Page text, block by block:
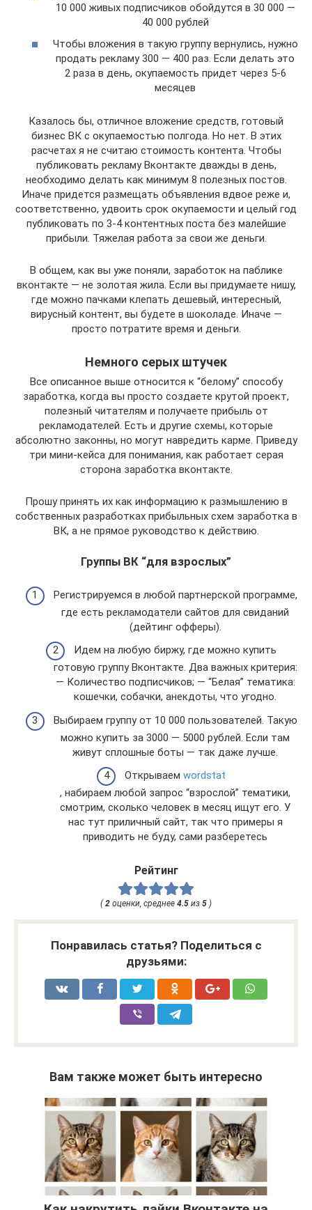
10 000 живых подписчиков обойдутся в 30 000 —
40 000 рублей
Чтобы вложения в такую группу вернулись, нужно
продать рекламу 300 — 400 раз. Если делать это
2 раза в день, окупаемость придет через 5-6
месяцев
Казалось бы, отличное вложение средств, готовый
бизнес ВК с окупаемостью полгода. Но нет. В этих
расчетах я не считаю стоимость контента. Чтобы
публиковать рекламу Вконтакте дважды в день,
необходимо делать как минимум 8 полезных постов.
Иначе придется размещать объявления вдвое реже и,
соответственно, удвоить срок окупаемости и целый год
публиковать по 3-4 контентных поста без малейшие
прибыли. Тяжелая работа за свои же деньги.
В общем, как вы уже поняли, заработок на паблике
вконтакте — не золотая жила. Если вы придумаете нишу,
где можно пачками клепать дешевый, интересный,
вирусный контент, вы будете в шоколаде. Иначе —
просто потратите время и деньги.
Немного серых штучек
Все описанное выше относится к “белому” способу
заработка, когда вы просто создаете крутой проект,
полезный читателям и получаете прибыль от
рекламодателей. Есть и другие схемы, которые
абсолютно законны, но могут навредить карме. Приведу
три мини-кейса для понимания, как работает серая
сторона заработка вконтакте.
Прошу принять их как информацию к размышлению в
собственных разработках прибыльных схем заработка в
ВК, а не прямое руководство к действию.
Группы ВК “для взрослых”
Регистрируемся в любой партнерской программе,
где есть рекламодатели сайтов для свиданий
(дейтинг офферы).
Идем на любую биржу, где можно купить
готовую группу Вконтакте. Два важных критерия:
— Количество подписчиков; — “Белая” тематика:
кошечки, собачки, анекдоты, что угодно.
Выбираем группу от 10 000 пользователей. Такую
можно купить за 3000 — 5000 рублей. Если там
живут сплошные боты — так даже лучше.
Открываем wordstat
, набираем любой запрос “взрослой” тематики,
смотрим, сколько человек в месяц ищут его. У
нас тут приличный сайт, так что примеры я
приводить не буду, сами разберетесь
Рейтинг
(2 оценки, среднее 4.5 из 5 )
Понравилась статья? Поделиться с
друзьями:
Вам также может быть интересно